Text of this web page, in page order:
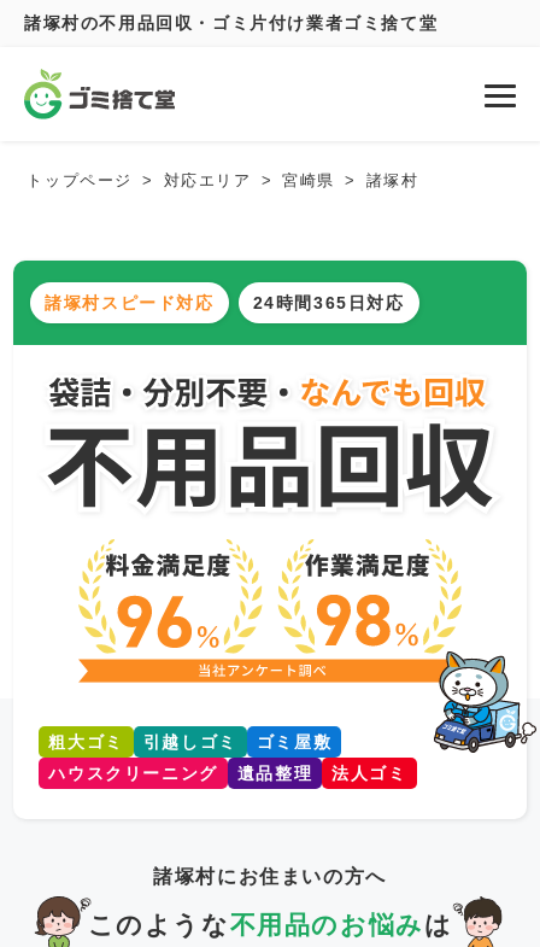
諸塚村の不用品回収・ゴミ片付け業者ゴミ捨て堂
トップページ 対応エリア 宮崎県 諸塚村
諸塚村スピード対応 24時間365日対応
粗大ゴミ 引越しゴミ
ゴミ屋敷
ハウスクリーニング
遺品整理 法人ゴミ
諸塚村にお住まいの方へ
このような不用品のお悩みは